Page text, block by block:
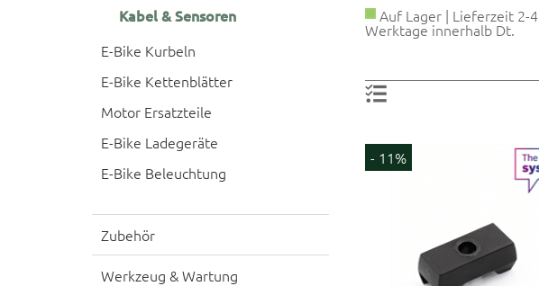
Kabel & Sensoren
E-Bike Kurbeln
E-Bike Kettenblätter
Motor Ersatzteile
E-Bike Ladegeräte
E-Bike Beleuchtung
Zubehör
Werkzeug & Wartung
Auf Lager | Lieferzeit 2-4
Werktage innerhalb Dt.
- 11%